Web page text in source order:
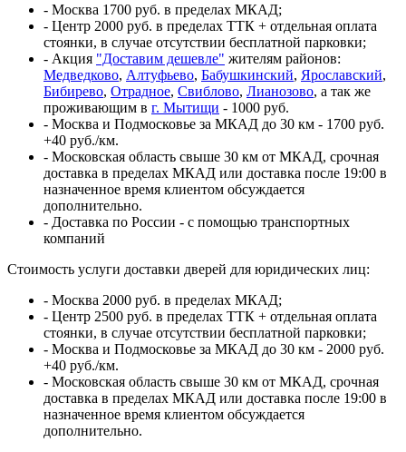
- Москва 1700 руб. в пределах МКАД;
- Центр 2000 руб. в пределах ТТК + отдельная оплата
стоянки, в случае отсутствии бесплатной парковки;
- Акция "Доставим дешевле" жителям районов:
Медведково, Алтуфьево, Бабушкинский, Ярославский,
Бибирево, Отрадное, Свиблово, Лианозово, а так же
проживающим в г. Мытищи - 1000 руб.
- Москва и Подмосковье за МКАД до 30 км - 1700 руб.
+40 руб./км.
- Московская область свыше 30 км от МКАД, срочная
доставка в пределах МКАД или доставка после 19:00 в
назначенное время клиентом обсуждается
дополнительно.
- Доставка по России - с помощью транспортных
компаний
Стоимость услуги доставки дверей для юридических лиц:
- Москва 2000 руб. в пределах МКАД;
- Центр 2500 руб. в пределах ТТК + отдельная оплата
стоянки, в случае отсутствии бесплатной парковки;
- Москва и Подмосковье за МКАД до 30 км - 2000 руб.
+40 руб./км.
- Московская область свыше 30 км от МКАД, срочная
доставка в пределах МКАД или доставка после 19:00 в
назначенное время клиентом обсуждается
дополнительно.